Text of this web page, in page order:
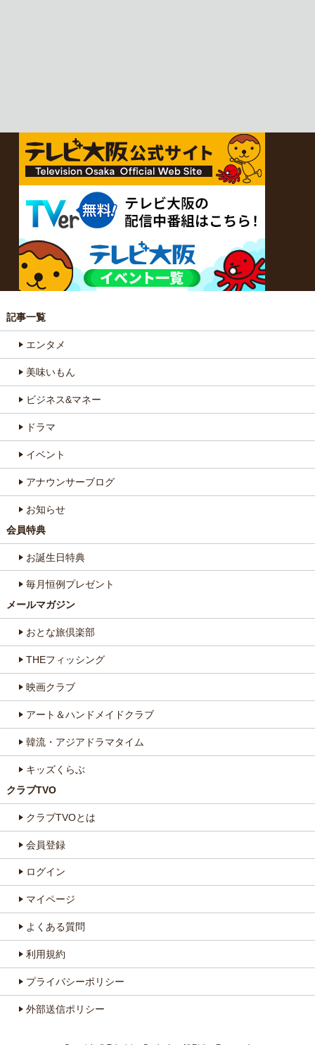
記事一覧
エンタメ
美味いもん
ビジネス&マネー
ドラマ
イベント
アナウンサーブログ
お知らせ
会員特典
お誕生日特典
毎月恒例プレゼント
メールマガジン
おとな旅倶楽部
THEフィッシング
映画クラブ
アート＆ハンドメイドクラブ
韓流・アジアドラマタイム
キッズくらぶ
クラブTVO
クラブTVOとは
会員登録
ログイン
マイページ
よくある質問
利用規約
プライバシーポリシー
外部送信ポリシー